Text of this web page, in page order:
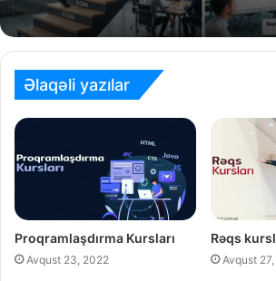
Əlaqəli yazılar
Proqramlaşdırma Kursları
Avqust 23, 2022
Rəqs
Avqust